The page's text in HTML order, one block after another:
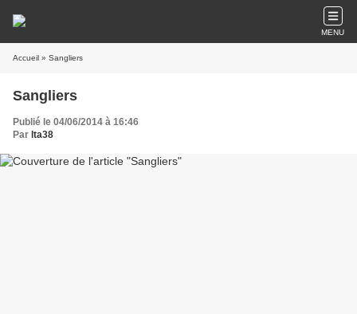
MENU
Accueil » Sangliers
Sangliers
Publié le 04/06/2014 à 16:46
Par lta38